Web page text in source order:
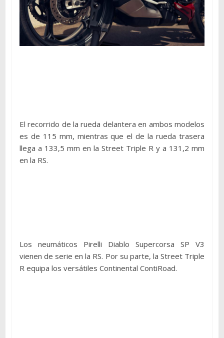
El recorrido de la rueda delantera en ambos modelos
es de 115 mm, mientras que el de la rueda trasera
llega a 133,5 mm en la Street Triple R y a 131,2 mm
en la RS.
Los neumáticos Pirelli Diablo Supercorsa SP V3
vienen de serie en la RS. Por su parte, la Street Triple
R equipa los versátiles Continental ContiRoad.